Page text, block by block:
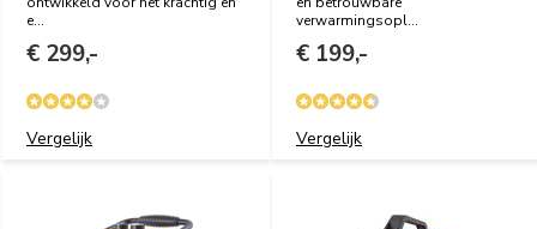
e...
€ 299,-
Vergelijk
verwarmingsopl...
€ 199,-
Vergelijk